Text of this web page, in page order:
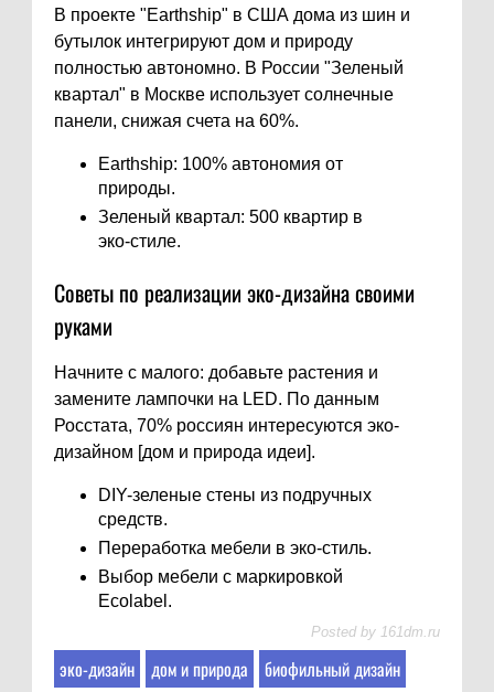
В проекте "Earthship" в США дома из шин и
бутылок интегрируют дом и природу
полностью автономно. В России "Зеленый
квартал" в Москве использует солнечные
панели, снижая счета на 60%.
Earthship: 100% автономия от
природы.
Зеленый квартал: 500 квартир в
эко-стиле.
Советы по реализации эко-дизайна своими
руками
Начните с малого: добавьте растения и
замените лампочки на LED. По данным
Росстата, 70% россиян интересуются эко-
дизайном [дом и природа идеи].
DIY-зеленые стены из подручных
средств.
Переработка мебели в эко-стиль.
Выбор мебели с маркировкой
Ecolabel.
Posted by 161dm.ru
эко-дизайн дом и природа
биофильный дизайн